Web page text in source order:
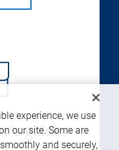
guide
experience, we use
our site. Some are
and securely,